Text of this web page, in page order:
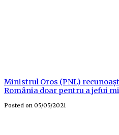
Ministrul Oros (PNL)
România doar pentru a jefui
Posted on 05/05/2021